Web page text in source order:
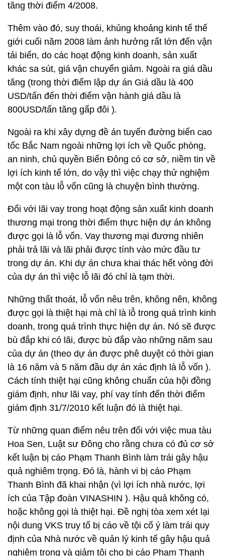
tăng thời điểm 4/2008.
Thêm vào đó, suy thoái, khủng khoảng kinh tế thế
giới cuối năm 2008 làm ảnh hưởng rất lớn đến vận
tải biển, do các hoạt động kinh doanh, sản xuất
khác sa sút, giá vận chuyển giảm. Ngoài ra giá dầu
tăng (trong thời điểm lập dự án Giá dầu là 400
USD/tấn đến thời điểm vận hành giá dầu là
800USD/tấn tăng gấp đôi ).
Ngoài ra khi xây dựng đề án tuyến đường biển cao
tốc Bắc Nam ngoài những lợi ích về Quốc phòng,
an ninh, chủ quyền Biển Đông có cơ sở, niềm tin về
lợi ích kinh tế lớn, do vậy thì việc chạy thử nghiệm
một con tàu lỗ vốn cũng là chuyện bình thường.
Đối với lãi vay trong hoạt động sản xuất kinh doanh
thương mại trong thời điểm thực hiện dự án không
được gọi là lỗ vốn. Vay thương mại đương nhiên
phải trả lãi và lãi phải được tính vào mức đầu tư
trong dự án. Khi dự án chưa khai thác hết vòng đời
của dự án thì việc lỗ lãi đó chỉ là tạm thời.
Những thất thoát, lỗ vốn nêu trên, không nên, không
được gọi là thiệt hại mà chỉ là lỗ trong quá trình kinh
doanh, trong quá trình thực hiện dự án. Nó sẽ được
bù đắp khi có lãi, được bù đắp vào những năm sau
của dự án (theo dự án được phê duyệt có thời gian
là 16 năm và 5 năm đầu dự án xác định là lỗ vốn ).
Cách tính thiệt hại cũng không chuẩn của hội đồng
giám định, như lãi vay, phí vay tính đến thời điểm
giám định 31/7/2010 kết luận đó là thiệt hại.
Từ những quan điểm nêu trên đối với việc mua tàu
Hoa Sen, Luật sư Đông cho rằng chưa có đủ cơ sở
kết luận bị cáo Phạm Thanh Bình làm trái gây hậu
quả nghiêm trọng. Đó là, hành vi bị cáo Phạm
Thanh Bình đã khai nhận (vì lợi ích nhà nước, lợi
ích của Tập đoàn VINASHIN ). Hậu quả không có,
hoặc không gọi là thiệt hại. Đề nghị tòa xem xét lại
nội dung VKS truy tố bị cáo về tội cố ý làm trái quy
định của Nhà nước về quản lý kinh tế gây hậu quả
nghiêm trọng và giảm tội cho bị cáo Phạm Thanh